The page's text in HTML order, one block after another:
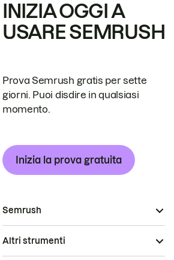
INIZIA OGGI A
USARE SEMRUSH
Prova Semrush gratis per sette
giorni. Puoi disdire in qualsiasi
momento.
Inizia la prova gratuita
Semrush
Altri strumenti